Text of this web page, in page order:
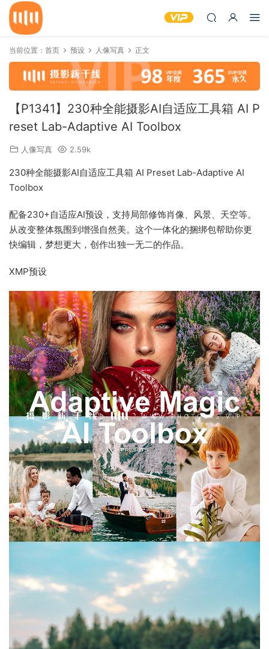
当前位置： 首页 预设 人像写真 正文
【P1341】230种全能摄影AI自适应工具箱 AI P
reset Lab-Adaptive AI Toolbox
人像写真 2.59k
230种全能摄影AI自适应工具箱 AI Preset Lab-Adaptive AI
Toolbox
配备230+自适应AI预设，支持局部修饰肖像、风景、天空等。
从改变整体氛围到增强自然美。这个一体化的捆绑包帮助你更
快编辑，梦想更大，创作出独一无二的作品。
XMP预设